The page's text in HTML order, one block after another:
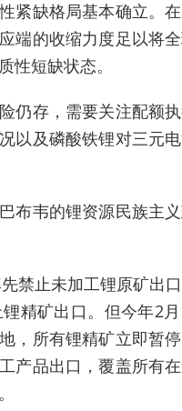
紧缺格局基本确立。
端的收缩力度足以将
性短缺状态。
仍存，需要关注配额
以及磷酸铁锂对三元
布韦的锂资源民族主
禁止未加工锂原矿出
精矿出口。但今年2
，所有锂精矿立即暂
产品出口，覆盖所有